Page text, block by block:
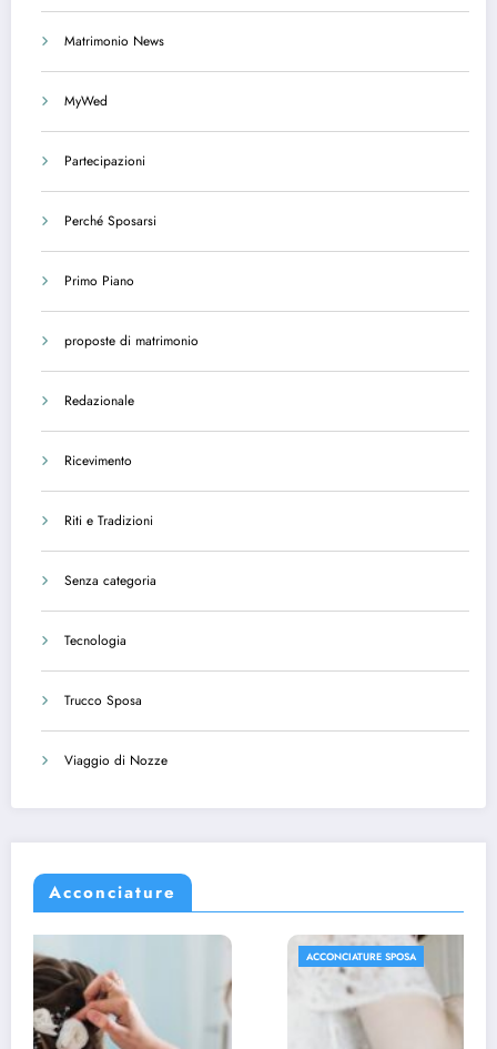
Matrimonio News
MyWed
Partecipazioni
Perché Sposarsi
Primo Piano
proposte di matrimonio
Redazionale
Ricevimento
Riti e Tradizioni
Senza categoria
Tecnologia
Trucco Sposa
Viaggio di Nozze
Acconciature